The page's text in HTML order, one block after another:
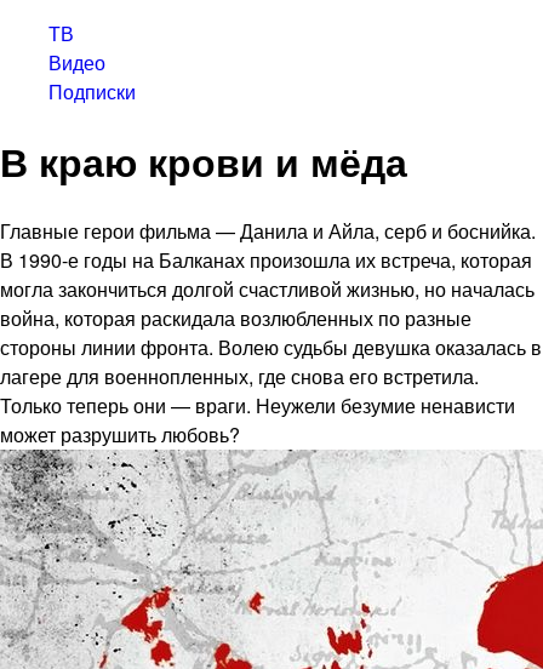
ТВ
Видео
Подписки
В краю крови и мёда
Главные герои фильма — Данила и Айла, серб и боснийка.
В 1990-е годы на Балканах произошла их встреча, которая
могла закончиться долгой счастливой жизнью, но началась
война, которая раскидала возлюбленных по разные
стороны линии фронта. Волею судьбы девушка оказалась в
лагере для военнопленных, где снова его встретила.
Только теперь они — враги. Неужели безумие ненависти
может разрушить любовь?